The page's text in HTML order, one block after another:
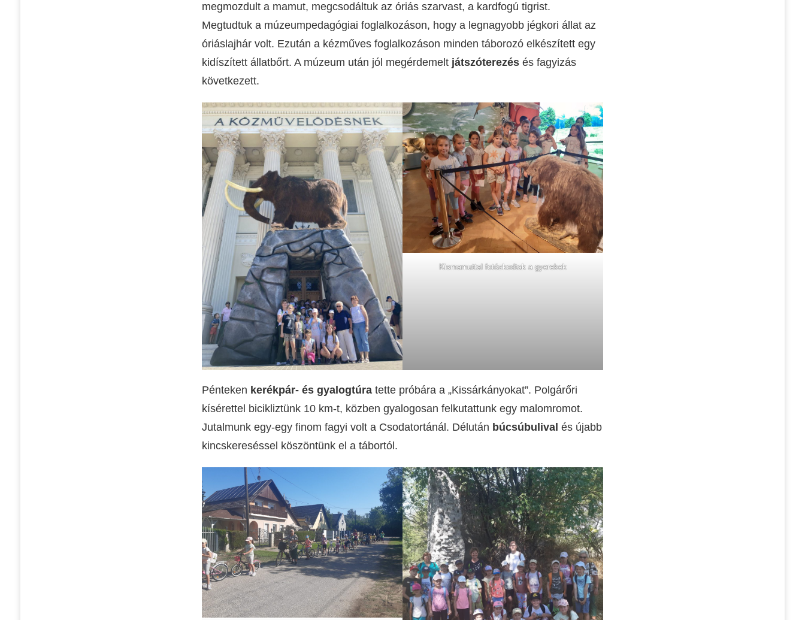
megmozdult a mamut, megcsodáltuk az óriás szarvast, a kardfogú tigrist.
Megtudtuk a múzeumpedagógiai foglalkozáson, hogy a legnagyobb jégkori állat az
óriáslajhár volt. Ezután a kézműves foglalkozáson minden táborozó elkészített egy
kidíszített állatbőrt. A múzeum után jól megérdemelt játszóterezésés fagyizás
következett.
Kismamuttal fotózkodtak a gyerekek
Pénteken kerékpár- és gyalogtúratette próbára a „Kissárkányokat”. Polgárőri
kísérettel bicikliztünk 10 km-t, közben gyalogosan felkutattunk egy malomromot.
Jutalmunk egy-egy finom fagyi volt a Csodatortánál. Délután búcsúbulival és újabb
kincskereséssel köszöntünk el a tábortól.